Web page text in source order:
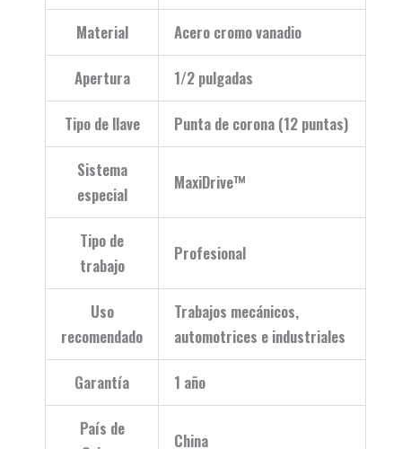
Material Acero cromo vanadio
Apertura 1/2 pulgadas
Tipo de llave Punta de corona (12 puntas)
Sistema
especial
MaxiDrive™
Tipo de
trabajo
Profesional
Uso
recomendado
Trabajos mecánicos,
automotrices e industriales
Garantía 1 año
País de
China